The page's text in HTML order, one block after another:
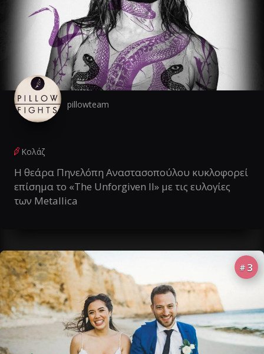
pillowteam
Κολάζ
Η θεάρα Πηνελόπη Αναστασοπούλου κυκλοφορεί
επίσημα το «The Unforgiven II» με τις ευλογίες
των Metallica
# 3